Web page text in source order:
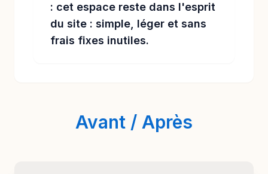
: cet espace reste dans l'esprit
du site : simple, léger et sans
frais fixes inutiles.
Avant / Après